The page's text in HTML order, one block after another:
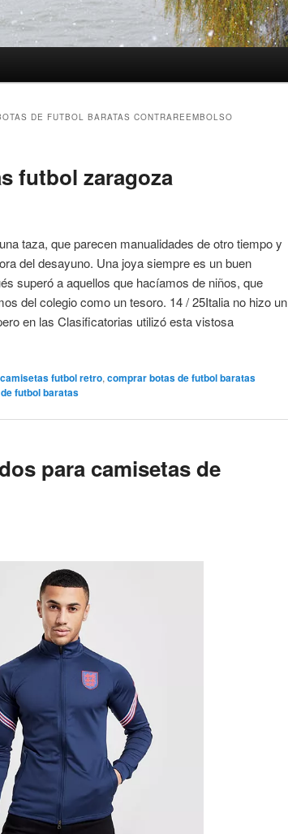
DE FUTBOL BARATAS CONTRAREEMBOLSO
futbol zaragoza
taza, que parecen manualidades de otro tiempo y
del desayuno. Una joya siempre es un buen
superó a aquellos que hacíamos de niños, que
del colegio como un tesoro. 14 / 25Italia no hizo un
en las Clasificatorias utilizó esta vistosa
camisetas futbol retro, comprar botas de futbol baratas
futbol baratas
para camisetas de